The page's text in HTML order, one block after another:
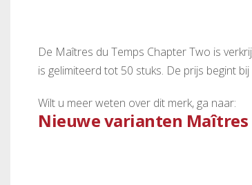
De Maîtres du Temps Chapter Two is
is gelimiteerd tot 50 stuks. De prijs begint
Wilt u meer weten over dit merk, ga naar:
Nieuwe varianten Maîtres